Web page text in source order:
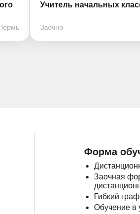
Учитель начальных
Заочно
Форма
Заочная
Гибкий
Обучение в